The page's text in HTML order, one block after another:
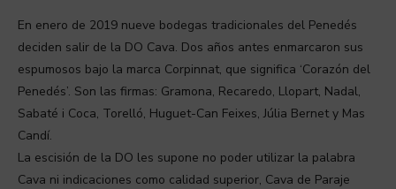
En enero de 2019 nueve bodegas tradicionales del Penedés
deciden salir de la DO Cava. Dos años antes enmarcaron sus
espumosos bajo la marca Corpinnat, que significa ‘Corazón del
Penedés’. Son las firmas: Gramona, Recaredo, Llopart, Nadal,
Sabaté i Coca, Torelló, Huguet-Can Feixes, Júlia Bernet y Mas
Candí.
La escisión de la DO les supone no poder utilizar la palabra
Cava ni indicaciones como calidad superior, Cava de Paraje